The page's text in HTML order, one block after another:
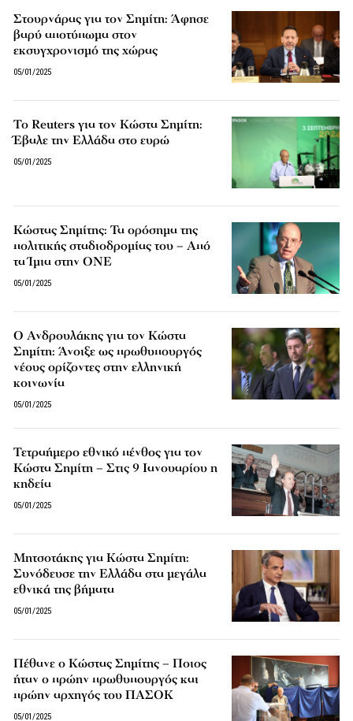
Στουρνάρας για τον Σημίτη: Άφησε
βαρύ αποτύπωμα στον
εκσυγχρονισμό της χώρας
05/01/2025
Το Reuters για τον Κώστα Σημίτη:
Έβαλε την Ελλάδα στο ευρώ
05/01/2025
Κώστας Σημίτης: Τα ορόσημα της
πολιτικής σταδιοδρομίας του – Από
τα Ίμια στην ΟΝΕ
05/01/2025
Ο Ανδρουλάκης για τον Κώστα
Σημίτη: Άνοιξε ως πρωθυπουργός
νέους ορίζοντες στην ελληνική
κοινωνία
05/01/2025
Τετραήμερο εθνικό πένθος για τον
Κώστα Σημίτη – Στις 9 Ιανουαρίου η
κηδεία
05/01/2025
Μητσοτάκης για Κώστα Σημίτη:
Συνόδευσε την Ελλάδα στα μεγάλα
εθνικά της βήματα
05/01/2025
Πέθανε ο Κώστας Σημίτης – Ποιος
ήταν ο πρώην πρωθυπουργός και
πρώην αρχηγός του ΠΑΣΟΚ
05/01/2025